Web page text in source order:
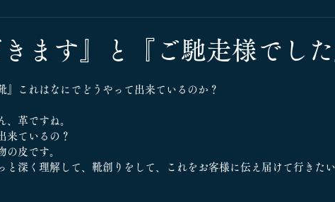
きます』と『ご馳走様で
』これはなにでどうやって出来ているのか？
、革ですね。
来ているの？
の皮です。
と深く理解して、靴創りをして、これをお客様に伝え届けて行きた